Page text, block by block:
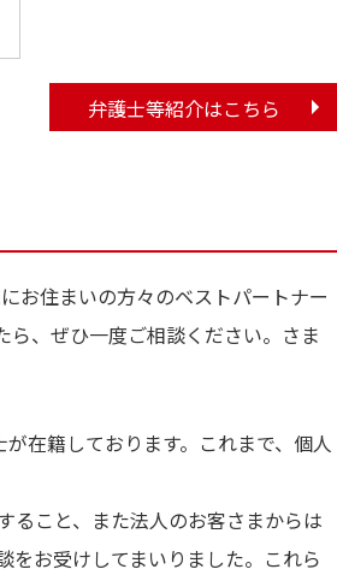
弁護士等紹介はこちら
お住まいの方々のベストパートナー
、ぜひ一度ご相談ください。さま
在籍しております。これまで、個人
ること、また法人のお客さまからは
をお受けしてまいりました。これら